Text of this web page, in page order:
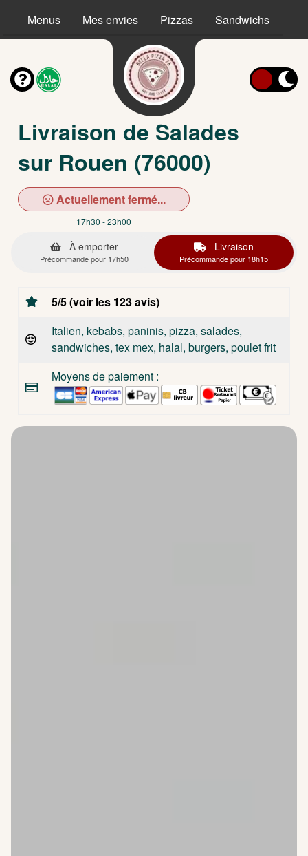
Menus Mes envies Pizzas Sandwichs
Livraison de Salades
sur Rouen (76000)
Actuellement fermé...
17h30 - 23h00
À emporter
Précommande pour 17h50
Livraison
Précommande pour 18h15
5/5 (voir les 123 avis)
Italien, kebabs, paninis, pizza, salades,
sandwiches, tex mex, halal, burgers, poulet frit
Moyens de paiement :